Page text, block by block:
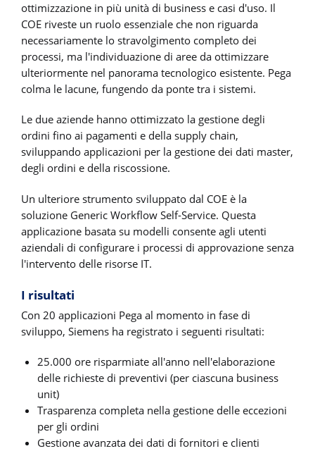
ottimizzazione in più unità di business e casi d'uso. Il
COE riveste un ruolo essenziale che non riguarda
necessariamente lo stravolgimento completo dei
processi, ma l'individuazione di aree da ottimizzare
ulteriormente nel panorama tecnologico esistente. Pega
colma le lacune, fungendo da ponte tra i sistemi.
Le due aziende hanno ottimizzato la gestione degli
ordini fino ai pagamenti e della supply chain,
sviluppando applicazioni per la gestione dei dati master,
degli ordini e della riscossione.
Un ulteriore strumento sviluppato dal COE è la
soluzione Generic Workflow Self-Service. Questa
applicazione basata su modelli consente agli utenti
aziendali di configurare i processi di approvazione senza
l'intervento delle risorse IT.
I risultati
Con 20 applicazioni Pega al momento in fase di
sviluppo, Siemens ha registrato i seguenti risultati:
25.000 ore risparmiate all'anno nell'elaborazione
delle richieste di preventivi (per ciascuna business
unit)
Trasparenza completa nella gestione delle eccezioni
per gli ordini
Gestione avanzata dei dati di fornitori e clienti